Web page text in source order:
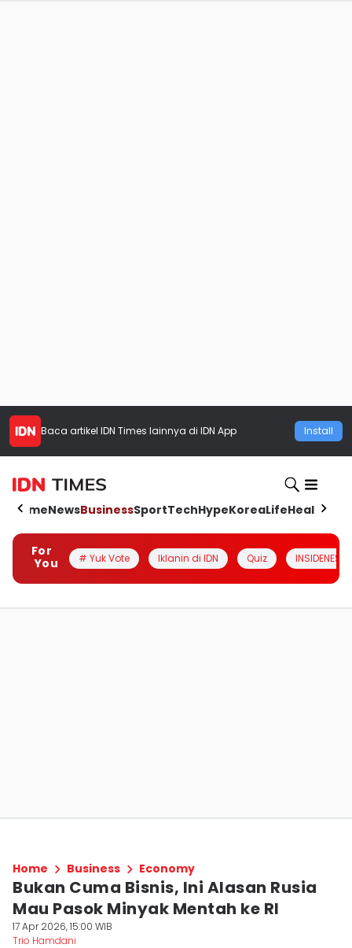
Baca artikel IDN Times lainnya di IDN App Install
HomeNewsBusinessSportTechHypeKoreaLifeHealth
For
You
# Yuk Vote Iklanin di IDN Quiz INSIDENESIA
Home Business Economy
Bukan Cuma Bisnis, Ini Alasan Rusia
Mau Pasok Minyak Mentah ke RI
17 Apr 2026, 15:00 WIB
Trio Hamdani